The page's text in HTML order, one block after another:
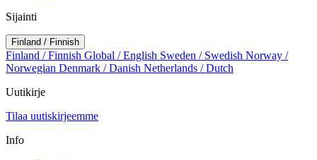
Sijainti
Finland / Finnish
Finland / Finnish Global / English Sweden / Swedish Norway /
Norwegian Denmark / Danish Netherlands / Dutch
Uutikirje
Tilaa uutiskirjeemme
Info